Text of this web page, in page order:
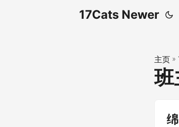
17Cats Newer
主页 »
班